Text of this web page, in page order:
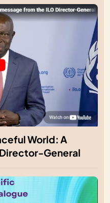
World: A
General